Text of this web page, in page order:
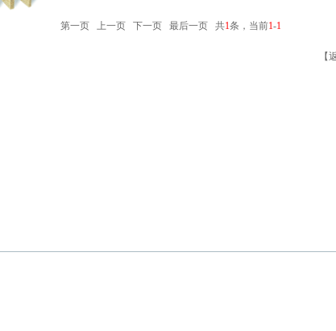
第一页 上一页 下一页 最后一页 共1条，当前1-1
【